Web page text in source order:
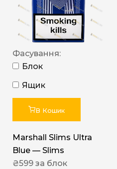
Фасування:
Блок
Ящик
В Кошик
Marshall Slims Ultra
Blue — Slims
₴599 за блок